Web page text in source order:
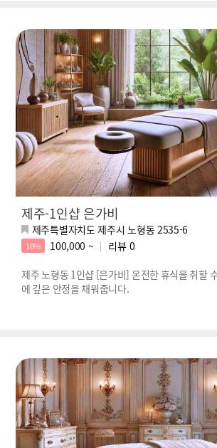
제주-1인샵 은가비
제주특별자치도 제주시 노형동 2535-6
10% 100,000 ~ 리뷰 0
제주 노형동 1인샵 [은가비] 온전한 휴식을 취할
에 깊은 안정을 채워줍니다.